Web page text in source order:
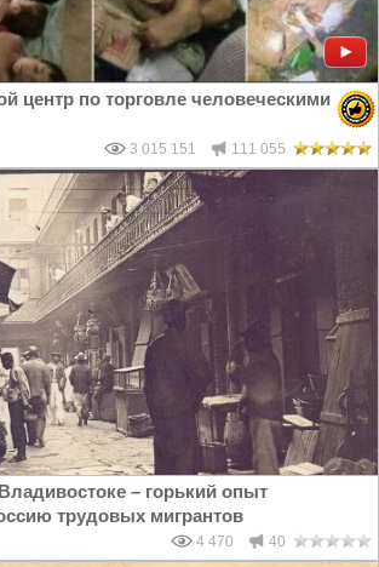
центр по торговле человеческими
3 015 151 111 055
– горький опыт
трудовых мигрантов
4 470 40